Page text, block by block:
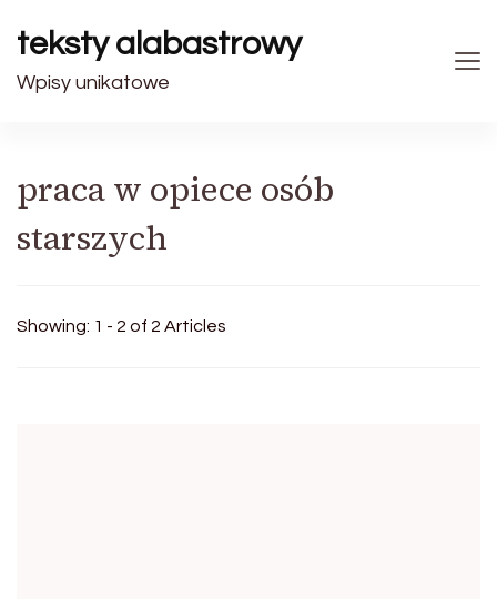
teksty alabastrowy
Wpisy unikatowe
praca w opiece osób
starszych
Showing: 1 - 2 of 2 Articles